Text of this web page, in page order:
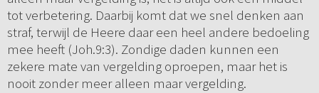
tot verbetering. Daarbij komt dat we snel denken aan
straf, terwijl de Heere daar een heel andere bedoeling
mee heeft (Joh.9:3). Zondige daden kunnen een
zekere mate van vergelding oproepen, maar het is
nooit zonder meer alleen maar vergelding.